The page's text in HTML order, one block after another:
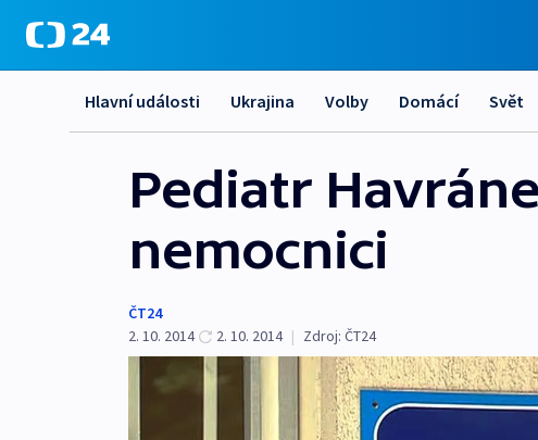
Hlavní události Ukrajina Volby Domácí Svět
Pediatr
nemocnici
ČT24
2. 10. 2014
2. 10. 2014 | Zdroj: ČT24